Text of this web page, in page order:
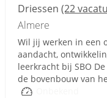
Driessen (22
Almere
Wil jij werken in een
aandacht,
leerkracht bij SBO
de bovenbouw van